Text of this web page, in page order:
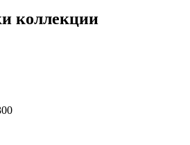
коллекции